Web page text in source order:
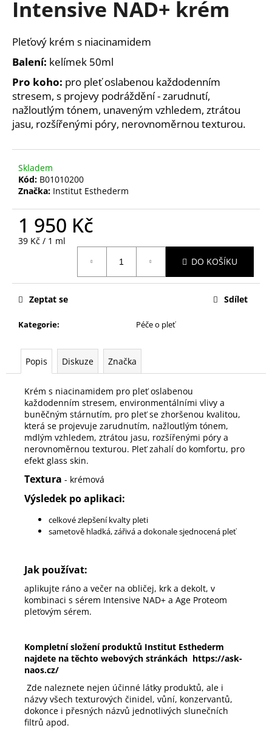
Intensive NAD+ krém
Pleťový krém s niacinamidem
Balení: kelímek 50ml
Pro koho: pro pleť oslabenou každodenním
stresem, s projevy podráždění - zarudnutí,
nažloutlým tónem, unaveným vzhledem, ztrátou
jasu, rozšířenými póry, nerovnoměrnou texturou.
Skladem
Kód: B01010200
Značka: Institut Esthederm
1 950 Kč
Měrná
39 Kč / 1 ml
DO KOŠÍKU
Kategorie: Péče o pleť
Zeptat se Sdílet
Popis Diskuze Značka
Krém s niacinamidem pro pleť oslabenou
každodenním stresem, environmentálními vlivy a
buněčným stárnutím, pro pleť se zhoršenou kvalitou,
která se projevuje zarudnutím, nažloutlým tónem,
mdlým vzhledem, ztrátou jasu, rozšířenými póry a
nerovnoměrnou texturou. Pleť zahalí do komfortu, pro
efekt glass skin.
Textura - krémová
Výsledek po aplikaci:
celkové zlepšení kvalty pleti
sametově hladká, zářivá a dokonale sjednocená pleť
Jak používat:
aplikujte ráno a večer na obličej, krk a dekolt, v
kombinaci s sérem Intensive NAD+ a Age Proteom
pleťovým sérem.
Kompletní složení produktů Institut Esthederm
najdete na těchto webových stránkách https://ask-
naos.cz/
Zde naleznete nejen účinné látky produktů, ale i
názvy všech texturových činidel, vůní, konzervantů,
dokonce i přesných názvů jednotlivých slunečních
filtrů apod.
a
í
t
?
D
o
o
u
m
INSTITUT
AGE
PROTEOM
TM
POKROČILÉ
OČNÍ
SÉRUM
890